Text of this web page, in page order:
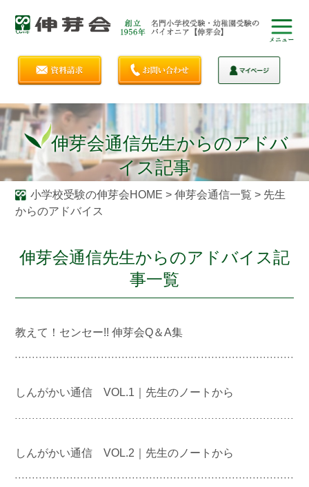
伸芽会通信先生からのアドバ
イス記事
小学校受験の伸芽会HOME > 伸芽会通信一覧 > 先生
からのアドバイス
伸芽会通信先生からのアドバイス記
事一覧
教えて！センセー!! 伸芽会Q＆A集
しんがかい通信 VOL.1｜先生のノートから
しんがかい通信 VOL.2｜先生のノートから